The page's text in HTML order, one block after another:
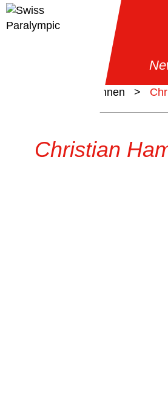
Athlet*innen >
Christian